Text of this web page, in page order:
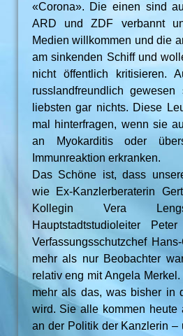
«Corona». Die einen sind
ARD und ZDF verbannt
Medien willkommen und die
am sinkenden Schiff und
nicht öffentlich kritisieren.
russlandfreundlich
liebsten gar nichts. Diese
mal hinterfragen, wenn sie
an Myokarditis oder
Immunreaktion erkranken.
Das Schöne ist, dass
wie Ex-Kanzlerberaterin
Kollegin Vera
Hauptstadtstudioleiter
Verfassungsschutzchef
mehr als nur Beobachter
relativ eng mit Angela
mehr als das, was bisher in
wird. Sie alle kommen heute
an der Politik der Kanzlerin –